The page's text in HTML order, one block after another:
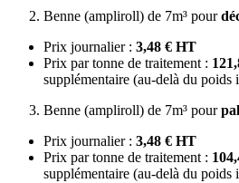
Benne (ampliroll) de 7m³ pour
Prix journalier : 3,48 € HT
Prix par tonne de traitement :
supplémentaire (au-delà du poids
Benne (ampliroll) de 7m³ pour
Prix journalier : 3,48 € HT
Prix par tonne de traitement :
supplémentaire (au-delà du poids